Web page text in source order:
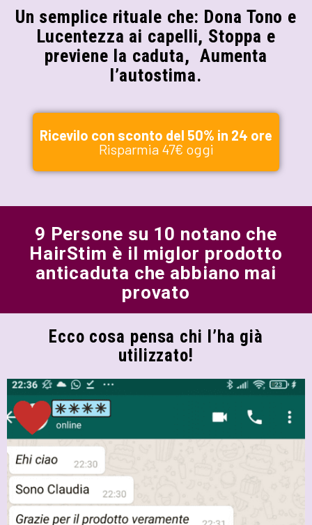
Un semplice rituale che: Dona Tono e
Lucentezza ai capelli, Stoppa e
previene la caduta, Aumenta
l’autostima.
Ricevilo con sconto del 50% in 24 ore
Risparmia 47€ oggi
9 Persone su 10 notano che
HairStim è il miglor prodotto
anticaduta che abbiano mai
provato
Ecco cosa pensa chi l’ha già
utilizzato!